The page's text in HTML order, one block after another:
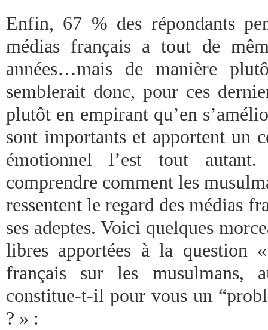
Enfin, 67 % des répondants
médias français a tout de
années…mais de manière
semblerait donc, pour ces
plutôt en empirant qu’en
sont importants et apportent un
émotionnel l’est tout
comprendre comment les
ressentent le regard des médias
ses adeptes. Voici quelques
libres apportées à la question
français sur les musulmans,
constitue-t-il pour vous un
? » :